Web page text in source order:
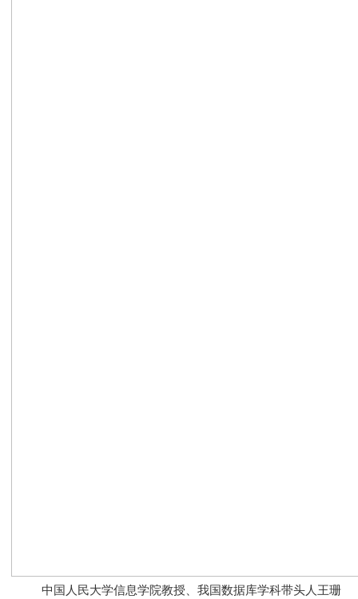
中国人民大学信息学院教授、我国数据库学科带头人王珊